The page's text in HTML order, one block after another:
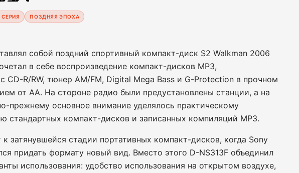
ПОЗДНЯЯ ЭПОХА
собой поздний спортивный компакт-диск S2 Walkman 2006
в себе воспроизведение компакт-дисков MP3,
CD-R/RW, тюнер AM/FM, Digital Mega Bass и G-Protection в прочном
от АА. На стороне радио были предустановлены станции, а на
прежнему основное внимание уделялось практическому
стандартных компакт-дисков и записанных компиляций MP3.
затянувшейся стадии портативных компакт-дисков, когда Sony
придать формату новый вид. Вместо этого D-NS313F объединил
использования: удобство использования на открытом воздухе,